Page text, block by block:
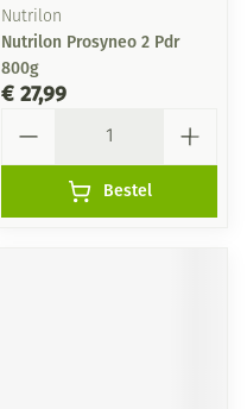
Nutrilon
Nutrilon Prosyneo 2 Pdr
800g
€ 27,99
Bestel